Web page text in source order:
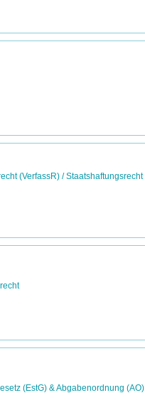
(VerfassR) / Staatshaftungsrecht
(EstG) & Abgabenordnung (AO)